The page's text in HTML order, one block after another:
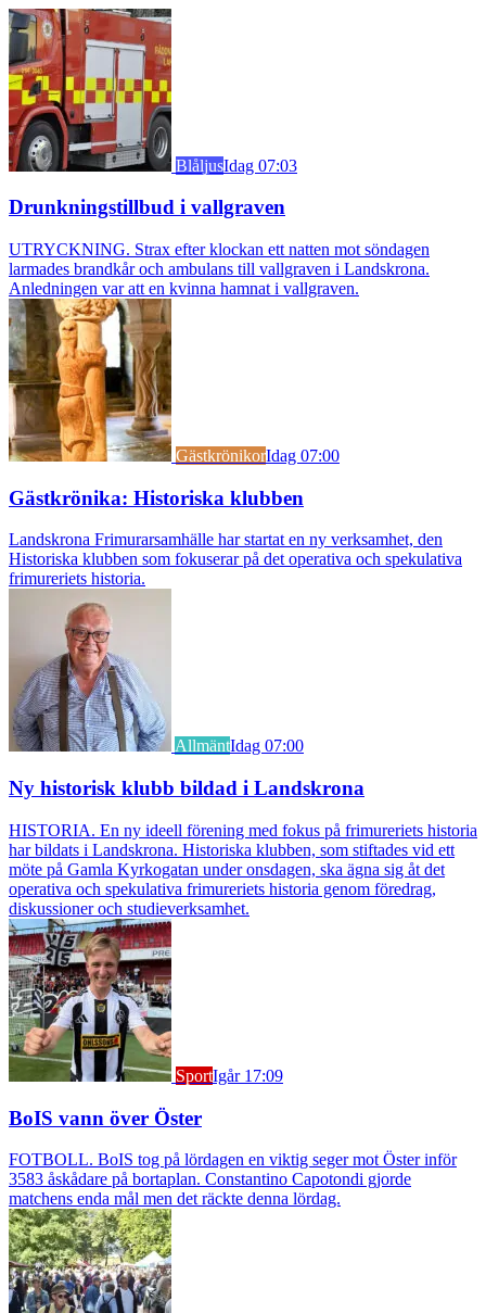
BlåljusIdag 07:03
Drunkningstillbud i vallgraven
UTRYCKNING. Strax efter klockan ett natten mot söndagen
larmades brandkår och ambulans till vallgraven i Landskrona.
Anledningen var att en kvinna hamnat i vallgraven.
GästkrönikorIdag 07:00
Gästkrönika: Historiska klubben
Landskrona Frimurarsamhälle har startat en ny verksamhet, den
Historiska klubben som fokuserar på det operativa och spekulativa
frimureriets historia.
AllmäntIdag 07:00
Ny historisk klubb bildad i Landskrona
HISTORIA. En ny ideell förening med fokus på frimureriets historia
har bildats i Landskrona. Historiska klubben, som stiftades vid ett
möte på Gamla Kyrkogatan under onsdagen, ska ägna sig åt det
operativa och spekulativa frimureriets historia genom föredrag,
diskussioner och studieverksamhet.
SportIgår 17:09
BoIS vann över Öster
FOTBOLL. BoIS tog på lördagen en viktig seger mot Öster inför
3583 åskådare på bortaplan. Constantino Capotondi gjorde
matchens enda mål men det räckte denna lördag.